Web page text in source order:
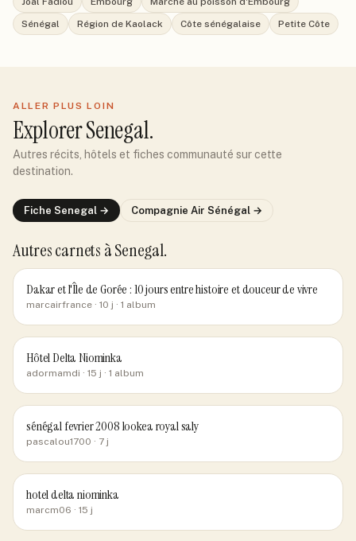
Sénégal
Région de Kaolack Côte sénégalaise Petite Côte
ALLER PLUS LOIN
ExplorerSenegal.
Autres récits, hôtels et fiches communauté sur cette
destination.
Fiche Senegal → Compagnie Air Sénégal →
Autres carnets à Senegal.
Dakar et l'Île de Gorée : 10 jours entre histoire et douceur de vivre
marcairfrance · 10 j · 1 album
Hôtel Delta Niominka
adormamdi · 15 j · 1 album
sénégal fevrier 2008 lookea royal saly
pascalou1700 · 7 j
hotel delta niominka
marcm06 · 15 j